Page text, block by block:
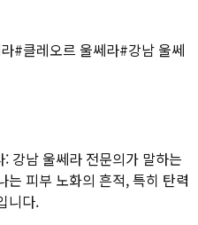
#클레오르 울쎄라#강남 울쎄
강남 울쎄라 전문의가 말하는
는 피부 노화의 흔적, 특히 탄력
니다.